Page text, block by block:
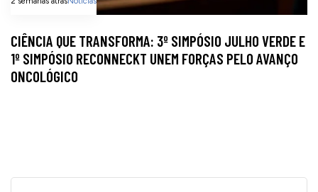
CIÊNCIA QUE TRANSFORMA: 3º SIMPÓSIO JULHO VERDE E
1º SIMPÓSIO RECONNECKT UNEM FORÇAS PELO AVANÇO
ONCOLÓGICO